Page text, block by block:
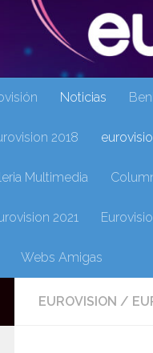
Noticias
2018
Multimedia
2021
Webs Amigas
EUROVISION /